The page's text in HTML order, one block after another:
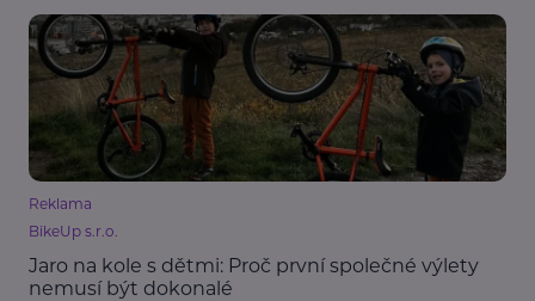
Reklama
BikeUp s.r.o.
Jaro na kole s dětmi: Proč první společné výlety
nemusí být dokonalé